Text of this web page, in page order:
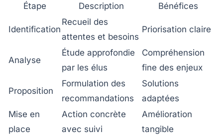
Étape Description Bénéfices
Identification
Recueil des
attentes et besoins
Priorisation claire
Analyse
Étude approfondie
par les élus
Compréhension
fine des enjeux
Proposition
Formulation des
recommandations
Solutions
adaptées
Mise en
place
Action concrète
avec suivi
Amélioration
tangible